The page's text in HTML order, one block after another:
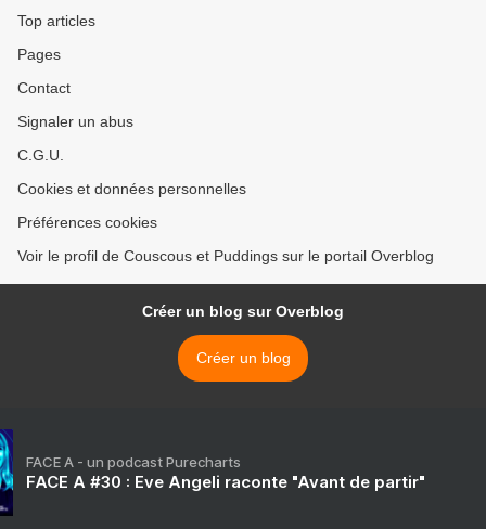
Top articles
Pages
Contact
Signaler un abus
C.G.U.
Cookies et données personnelles
Préférences cookies
Voir le profil de Couscous et Puddings sur le portail Overblog
Créer un blog sur Overblog
Créer un blog
FACE A - un podcast Purecharts
FACE A #30 : Eve Angeli raconte "Avant de partir"